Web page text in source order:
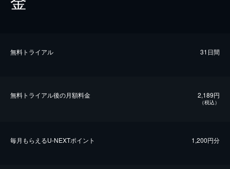
無料トライアル 31日間
無料トライアル後の⽉額料金 2,189円
（税込）
毎⽉もらえるU-NEXTポイント 1,200円分